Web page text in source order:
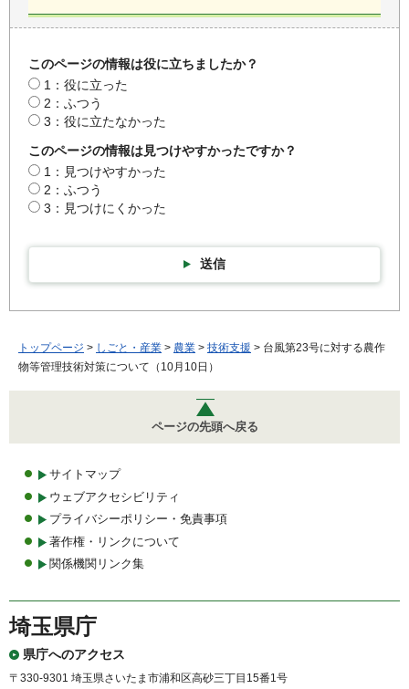
このページの情報は役に立ちましたか？
1：役に立った
2：ふつう
3：役に立たなかった
このページの情報は見つけやすかったですか？
1：見つけやすかった
2：ふつう
3：見つけにくかった
送信
トップページ > しごと・産業 > 農業 > 技術支援 > 台風第23号に対する農作
物等管理技術対策について（10月10日）
ページの先頭へ戻る
サイトマップ
ウェブアクセシビリティ
プライバシーポリシー・免責事項
著作権・リンクについて
関係機関リンク集
埼玉県庁
県庁へのアクセス
〒330-9301 埼玉県さいたま市浦和区高砂三丁目15番1号